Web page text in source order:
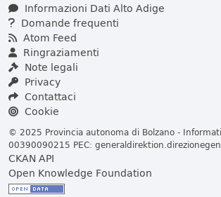
Informazioni Dati Alto Adige
Domande frequenti
Atom Feed
Ringraziamenti
Note legali
Privacy
Contattaci
Cookie
© 2025 Provincia autonoma di Bolzano -
00390090215 PEC:
CKAN API
Open Knowledge Foundation